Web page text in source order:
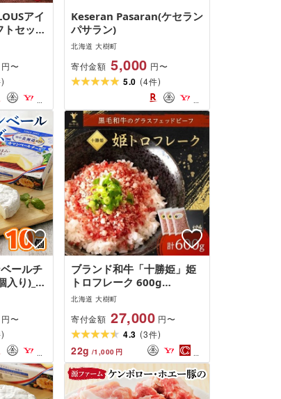
アイ
セット
スイー
ント 贈
当地
[配送
円〜
)
Keseran Pasaran(ケセラン
パサラン)
北海道 大樹町
寄付金額 5,000 円〜
5.0 (4件)
ールチ
り)_
チーズ
おか
90g×10
自宅
無料 [配
円〜
)
ブランド和牛「十勝姫」姫
トロフレーク 600g
(200g×3個) 国産 黒毛和牛 _
ろ ごはんのお供 肉丼 牛肉
ふりかけ 北海道 大樹町 人
気 ふるさと ギフト プレゼ
ント_[配送不可地域:離島]
北海道 大樹町
寄付金額 27,000 円〜
4.3 (3件)
22g /1,000 円